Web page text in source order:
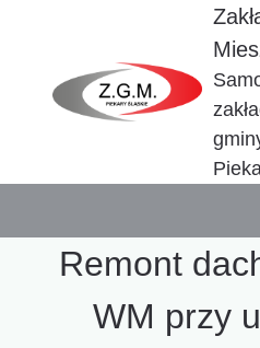
Remont
WM przy